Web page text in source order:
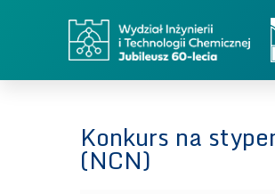
Konkurs na
(NCN)